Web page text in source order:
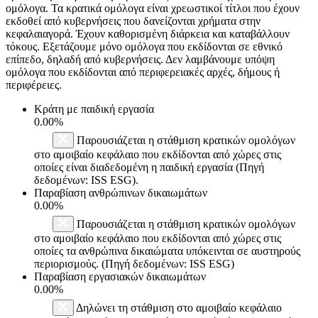
ομόλογα. Τα κρατικά ομόλογα είναι χρεωστικοί τίτλοι που έχουν
εκδοθεί από κυβερνήσεις που δανείζονται χρήματα στην
κεφαλαιαγορά. Έχουν καθορισμένη διάρκεια και καταβάλλουν
τόκους. Εξετάζουμε μόνο ομόλογα που εκδίδονται σε εθνικό
επίπεδο, δηλαδή από κυβερνήσεις. Δεν λαμβάνουμε υπόψη
ομόλογα που εκδίδονται από περιφερειακές αρχές, δήμους ή
περιφέρειες.
Κράτη με παιδική εργασία
0.00%
Παρουσιάζεται η στάθμιση κρατικών ομολόγων
στο αμοιβαίο κεφάλαιο που εκδίδονται από χώρες στις
οποίες είναι διαδεδομένη η παιδική εργασία (Πηγή
δεδομένων: ISS ESG).
Παραβίαση ανθρώπινων δικαιωμάτων
0.00%
Παρουσιάζεται η στάθμιση κρατικών ομολόγων
στο αμοιβαίο κεφάλαιο που εκδίδονται από χώρες στις
οποίες τα ανθρώπινα δικαιώματα υπόκεινται σε αυστηρούς
περιορισμούς. (Πηγή δεδομένων: ISS ESG)
Παραβίαση εργασιακών δικαιωμάτων
0.00%
Δηλώνει τη στάθμιση στο αμοιβαίο κεφάλαιο